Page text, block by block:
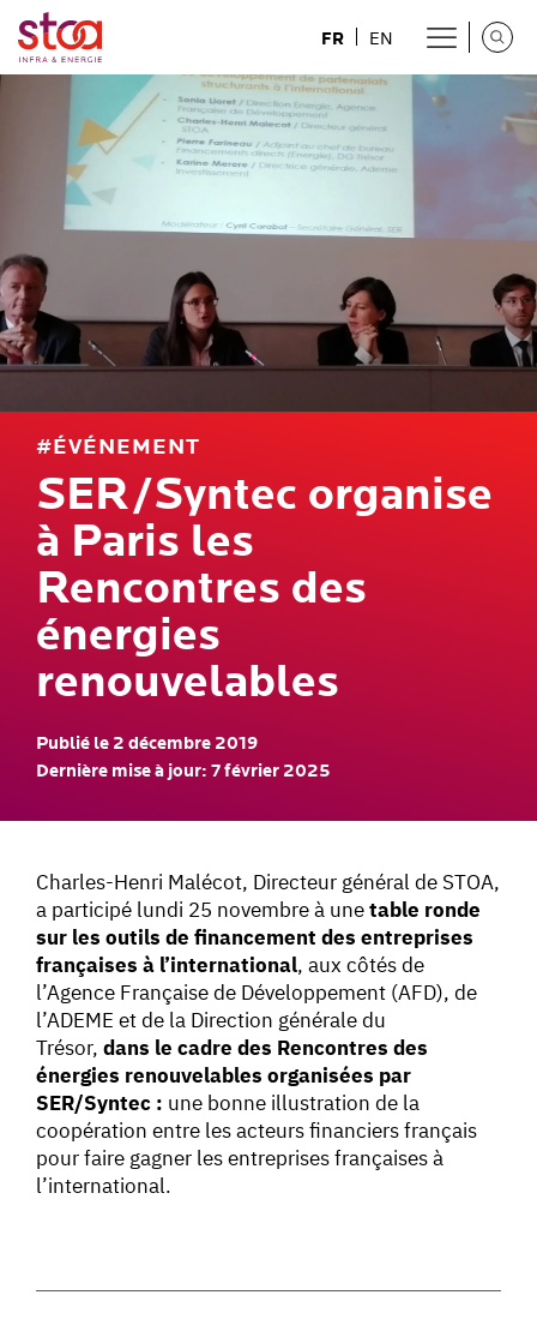
FR EN
#ÉVÉNEMENT
SER/Syntec organise
à Paris les
Rencontres des
énergies
renouvelables
Publié le 2 décembre 2019
Dernière mise à jour: 7 février 2025
Charles-Henri Malécot, Directeur général de STOA,
a participé lundi 25 novembre à unetable ronde
sur les outils de financement des entreprises
françaises à l’international, aux côtés de
l’Agence Française de Développement (AFD), de
l’ADEME et de la Direction générale du
Trésor, dans le cadre des Rencontres des
énergies renouvelables organisées par
SER/Syntec : une bonne illustration de la
coopération entre les acteurs financiers français
pour faire gagner les entreprises françaises à
l’international.